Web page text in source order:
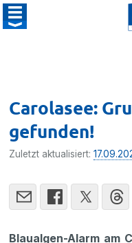
Carolasee:
gefunden!
Zuletzt aktualisiert:
Blaualgen-Alarm am